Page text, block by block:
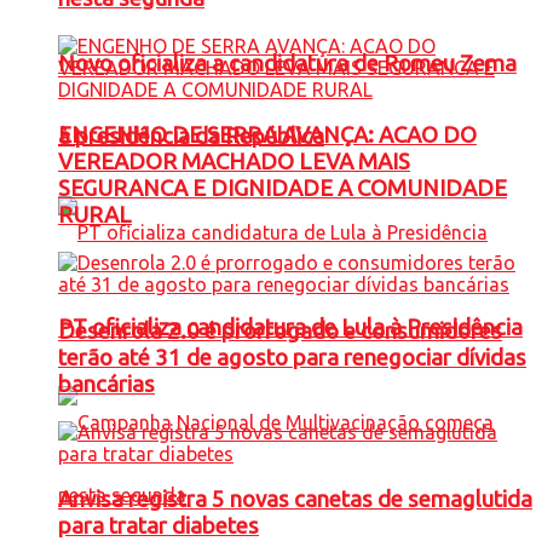
Novo oficializa a candidatura de Romeu Zema
à presidência da República
PT oficializa candidatura de Lula à Presidência
ENGENHO DE SERRA AVANÇA: ACAO DO
VEREADOR MACHADO LEVA MAIS
SEGURANCA E DIGNIDADE A COMUNIDADE
RURAL
Desenrola 2.0 é prorrogado e consumidores
terão até 31 de agosto para renegociar dívidas
bancárias
Anvisa registra 5 novas canetas de semaglutida
para tratar diabetes